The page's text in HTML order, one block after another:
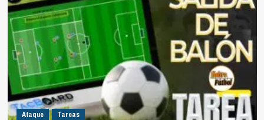
Ataque Tareas